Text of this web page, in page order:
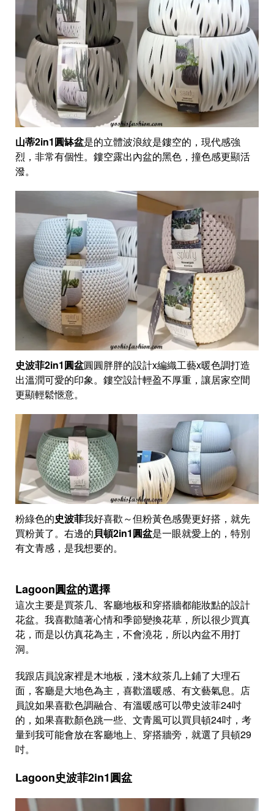
山蒂2in1圓缽盆是的立體波浪紋是鏤空的，現代感強
烈，非常有個性。鏤空露出內盆的黑色，撞色感更顯活
潑。
史波菲2in1圓盆圓圓胖胖的設計x編織工藝x暖色調打造
出溫潤可愛的印象。鏤空設計輕盈不厚重，讓居家空間
更顯輕鬆愜意。
粉綠色的史波菲我好喜歡～但粉黃色感覺更好搭，就先
買粉黃了。右邊的貝頓2in1圓盆是一眼就愛上的，特別
有文青感，是我想要的。
Lagoon圓盆的選擇
這次主要是買茶几、客廳地板和穿搭牆都能妝點的設計
花盆。我喜歡隨著心情和季節變換花草，所以很少買真
花，而是以仿真花為主，不會澆花，所以內盆不用打
洞。
我跟店員說家裡是木地板，淺木紋茶几上鋪了大理石
面，客廳是大地色為主，喜歡溫暖感、有文藝氣息。店
員說如果喜歡色調融合、有溫暖感可以帶史波菲24吋
的，如果喜歡顏色跳一些、文青風可以買貝頓24吋，考
量到我可能會放在客廳地上、穿搭牆旁，就選了貝頓29
吋。
Lagoon史波菲2in1圓盆